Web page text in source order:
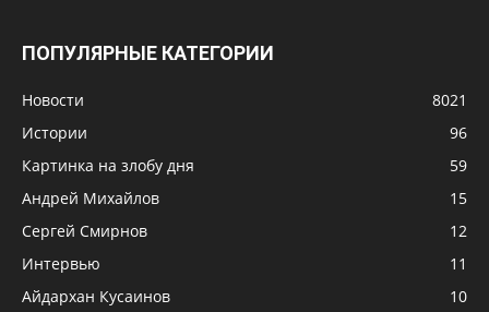
ПОПУЛЯРНЫЕ КАТЕГОРИИ
Новости
8021
Истории
96
Картинка на злобу дня
59
Андрей Михайлов
15
Сергей Смирнов
12
Интервью
11
Айдархан Кусаинов
10